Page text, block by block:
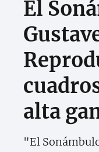
El
alta
"El